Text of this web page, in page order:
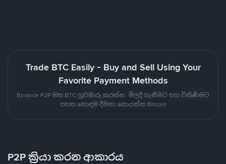
Trade BTC Easily - Buy and Sell Using Your
Favorite Payment Methods
Binance P2P මත BTC හුවමාරු කරන්න. මිලදී ගැනීමට සහ විකිණීමට
පහත හොඳම දීමනා සොයන්න Bitcoin
P2P ක්‍රියා කරන ආකාරය